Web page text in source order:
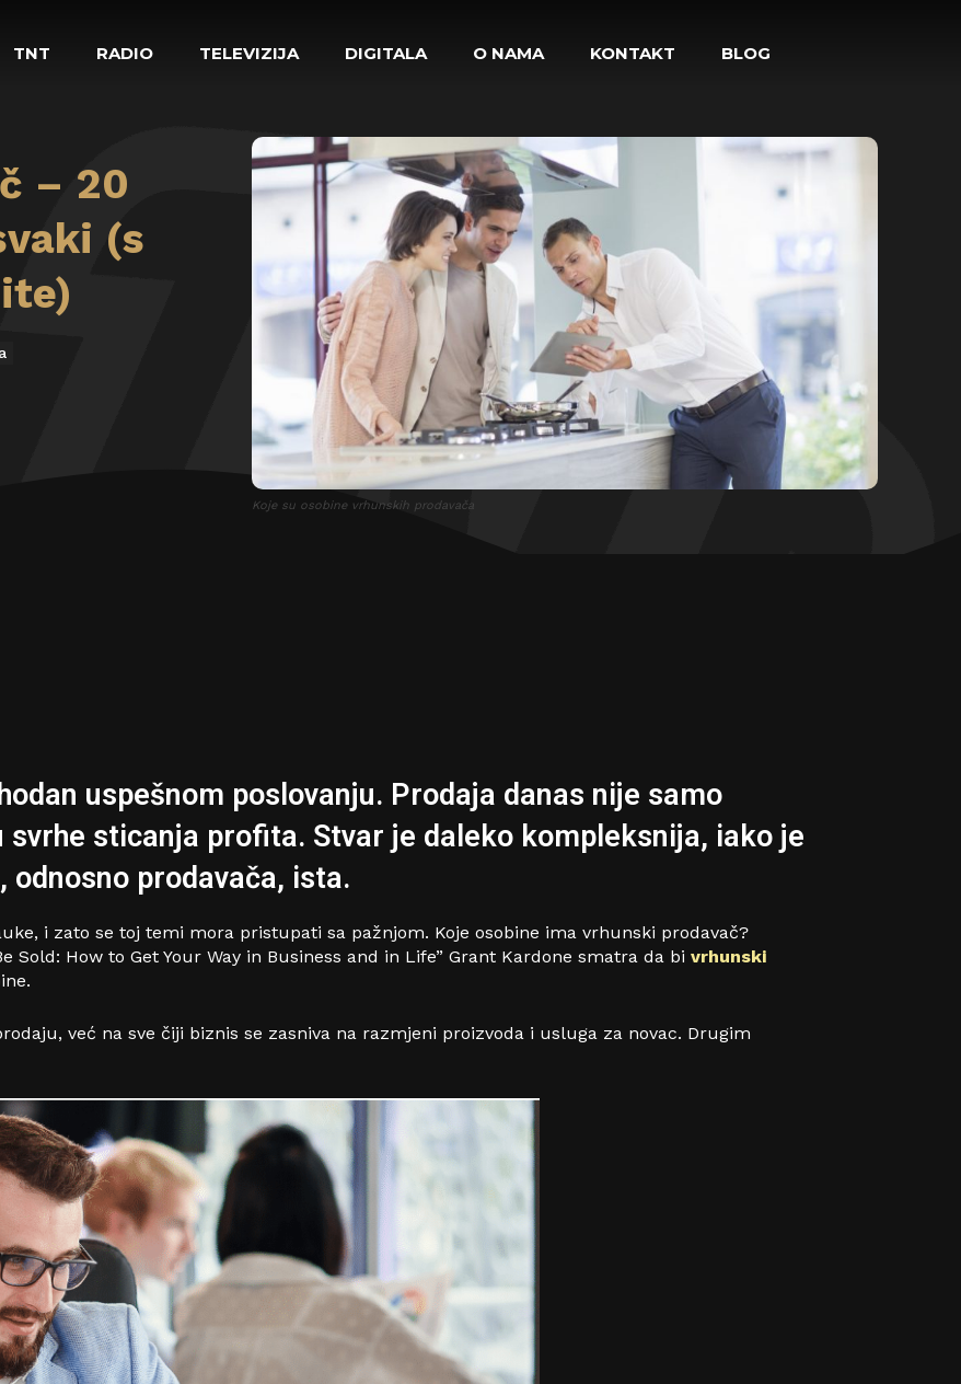
TNT RADIO TELEVIZIJA DIGITALA O NAMA KONTAKT BLOG
– 20
(s
Koje su osobine vrhunskih prodavača
uspešnom poslovanju. Prodaja danas nije samo
sticanja profita. Stvar je daleko kompleksnija, iako je
prodavača, ista.
i zato se toj temi mora pristupati sa pažnjom. Koje osobine ima vrhunski prodavač?
Sold: How to Get Your Way in Business and in Life” Grant Kardone smatra da bi vrhunski
već na sve čiji biznis se zasniva na razmjeni proizvoda i usluga za novac. Drugim